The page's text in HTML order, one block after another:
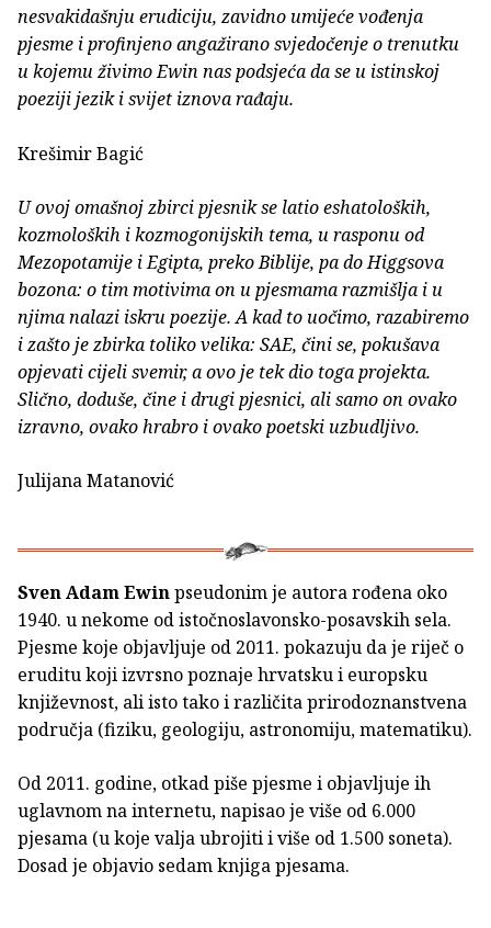
nesvakidašnju erudiciju, zavidno umijeće vođenja
pjesme i profinjeno angažirano svjedočenje o trenutku
u kojemu živimo Ewin nas podsjeća da se u istinskoj
poeziji jezik i svijet iznova rađaju.
Krešimir Bagić
U ovoj omašnoj zbirci pjesnik se latio eshatoloških,
kozmoloških i kozmogonijskih tema, u rasponu od
Mezopotamije i Egipta, preko Biblije, pa do Higgsova
bozona: o tim motivima on u pjesmama razmišlja i u
njima nalazi iskru poezije. A kad to uočimo, razabiremo
i zašto je zbirka toliko velika: SAE, čini se, pokušava
opjevati cijeli svemir, a ovo je tek dio toga projekta.
Slično, doduše, čine i drugi pjesnici, ali samo on ovako
izravno, ovako hrabro i ovako poetski uzbudljivo.
Julijana Matanović
Sven Adam Ewinpseudonim je autora rođena oko
1940. u nekome od istočnoslavonsko-posavskih sela.
Pjesme koje objavljuje od 2011. pokazuju da je riječ o
eruditu koji izvrsno poznaje hrvatsku i europsku
književnost, ali isto tako i različita prirodoznanstvena
područja (fiziku, geologiju, astronomiju, matematiku).
Od 2011. godine, otkad piše pjesme i objavljuje ih
uglavnom na internetu, napisao je više od 6.000
pjesama (u koje valja ubrojiti i više od 1.500 soneta).
Dosad je objavio sedam knjiga pjesama.